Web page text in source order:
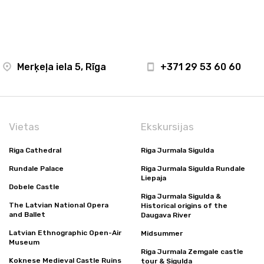
Merķeļa iela 5, Rīga +371 29 53 60 60
Vietas
Riga Cathedral
Rundale Palace
Dobele Castle
The Latvian National Opera
and Ballet
Latvian Ethnographic Open-Air
Museum
Koknese Medieval Castle Ruins
Ekskursijas
Riga Jurmala Sigulda
Riga Jurmala Sigulda Rundale
Liepaja
Riga Jurmala Sigulda &
Historical origins of the
Daugava River
Midsummer
Riga Jurmala Zemgale castle
tour & Sigulda